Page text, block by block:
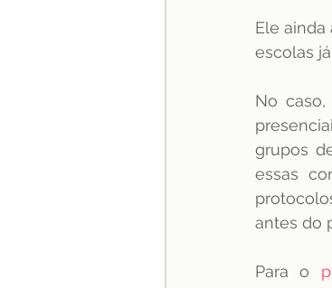
Ele
escolas
No
grupos
essas
antes do
Para o